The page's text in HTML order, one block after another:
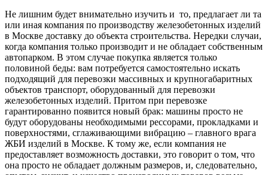
Не лишним будет внимательно изучить и то, предлагает ли та
или иная компания по производству железобетонных изделий
в Москве доставку до объекта строительства. Нередки случаи,
когда компания только производит и не обладает собственным
автопарком. В этом случае покупка является только
половиной беды: вам потребуется самостоятельно искать
подходящий для перевозки массивных и крупногабаритных
объектов транспорт, оборудованный для перевозки
железобетонных изделий. Притом при перевозке
гарантированно появится новый брак: машины просто не
будут оборудованы необходимыми рессорами, прокладками и
поверхностями, сглаживающими вибрацию – главного врага
ЖБИ изделий в Москве. К тому же, если компания не
предоставляет возможность доставки, это говорит о том, что
она просто не обладает должным размеров, и, следовательно,